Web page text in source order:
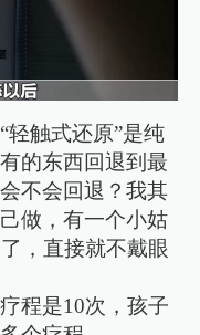
轻触式还原”是纯
的东西回退到最
不会回退？我其
做，有一个小姑
，直接就不戴眼
程是10次，孩子